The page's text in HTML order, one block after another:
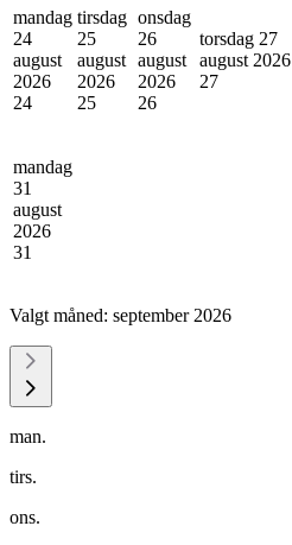
mandag
24
august
2026
24
tirsdag
25
august
2026
25
onsdag
26
august
2026
26
torsdag 27
august 2026
27
mandag
31
august
2026
31
Valgt måned: september 2026
man.
tirs.
ons.